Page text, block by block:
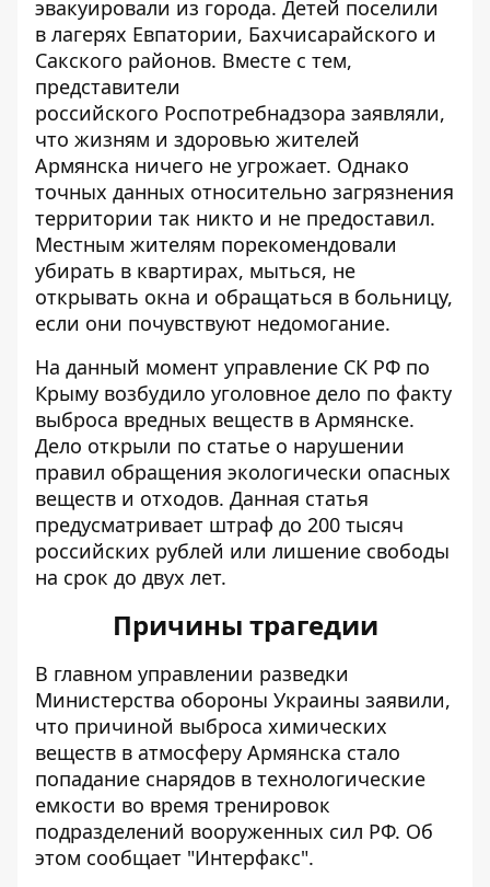
эвакуировали из города. Детей поселили
в лагерях Евпатории, Бахчисарайского и
Сакского районов. Вместе с тем,
представители
российского Роспотребнадзора заявляли,
что жизням и здоровью жителей
Армянска ничего не угрожает. Однако
точных данных относительно загрязнения
территории так никто и не предоставил.
Местным жителям порекомендовали
убирать в квартирах, мыться, не
открывать окна и обращаться в больницу,
если они почувствуют недомогание.
На данный момент управление СК РФ по
Крыму возбудило уголовное дело по факту
выброса вредных веществ в Армянске.
Дело открыли по статье о нарушении
правил обращения экологически опасных
веществ и отходов. Данная статья
предусматривает штраф до 200 тысяч
российских рублей или лишение свободы
на срок до двух лет.
Причины трагедии
В главном управлении разведки
Министерства обороны Украины заявили,
что причиной выброса химических
веществ в атмосферу Армянска стало
попадание снарядов в технологические
емкости во время тренировок
подразделений вооруженных сил РФ. Об
этом сообщает "Интерфакс".